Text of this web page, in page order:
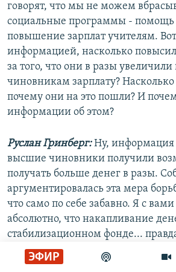
ЭФИР
говорят, что мы не можем
социальные программы - помощь
повышение зарплат учителям.
информацией, насколько
за того, что они в разы увеличили
чиновникам зарплату?
почему они на это пошли? И
информации об этом?
Руслан Гринберг:Ну, информация
высшие чиновники получили
получать больше денег в разы.
аргументировалась эта мера
что само по себе забавно. Я с вами
абсолютно, что накапливание
стабилизационном фонде...
говорили, но всегда деньги
увеличение зарплат. И мне